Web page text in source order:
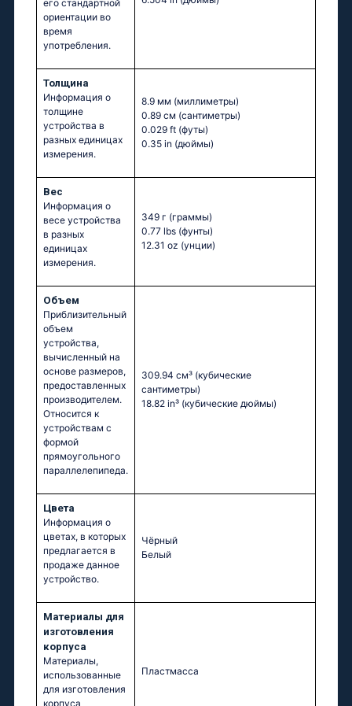
его стандартной
ориентации во
время
употребления.
Толщина
Информация о
толщине
устройства в
разных единицах
измерения.
8.9 мм (миллиметры)
0.89 см (сантиметры)
0.029 ft (футы)
0.35 in (дюймы)
Вес
Информация о
весе устройства
в разных
единицах
измерения.
349 г (граммы)
0.77 lbs (фунты)
12.31 oz (унции)
Объем
Приблизительный
объем
устройства,
вычисленный на
основе размеров,
предоставленных
производителем.
Относится к
устройствам с
формой
прямоугольного
параллелепипеда.
309.94 см³ (кубические
сантиметры)
18.82 in³ (кубические дюймы)
Цвета
Информация о
цветах, в которых
предлагается в
продаже данное
устройство.
Чёрный
Белый
Материалы для
изготовления
корпуса
Материалы,
использованные
для изготовления
корпуса
Пластмасса